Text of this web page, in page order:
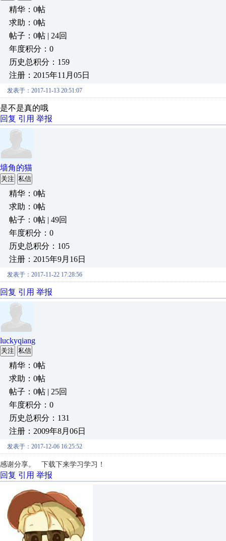
精华：0帖
求助：0帖
帖子：0帖 | 24回
年度积分：0
历史总积分：159
注册：2015年11月05日
发表于：2017-11-13 20:51:07
是不是真的哦
回复 引用 举报
墙角的猫
关注 私信
精华：0帖
求助：0帖
帖子：0帖 | 49回
年度积分：0
历史总积分：105
注册：2015年9月16日
发表于：2017-11-22 17:28:56
回复 引用 举报
luckyqiang
关注 私信
精华：0帖
求助：0帖
帖子：0帖 | 25回
年度积分：0
历史总积分：131
注册：2009年8月06日
发表于：2017-12-06 16:25:52
感谢分享。 下载下来学习学习！
回复 引用 举报